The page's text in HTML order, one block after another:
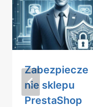
Zabezpiecze
nie sklepu
PrestaShop